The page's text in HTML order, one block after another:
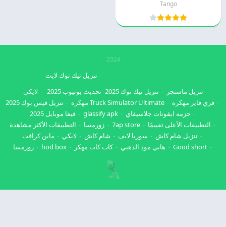
Tango
2024
تنزيل ماسنجر تنزيل تيك توك 2025
تنزيل تيك توك لايت
تحديث يوتيوب 2025
لايكي
فري فاير مهكره
Truck Simulator Ultimate مهكره
تنزيل فيس بوك 2025
حزمه ايقونات جلاسيفاي
glassify apk
فيفا موبايل 2025
التطبيقات الأعلى تقييمًا
7ap store زورمسا
التطبيقات الأكثر مشاهدة
تنزيل شام كاش
سوريا لايف شام كاش لايكي
ماين كرافت
Good short
هابي مود الذهبي كاب كات مهكر hod box زورمسا